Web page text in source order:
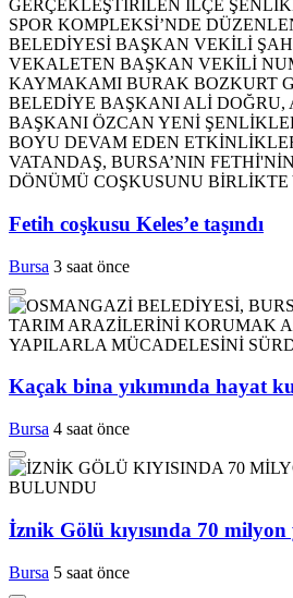
Fetih coşkusu Keles’e taşındı
Bursa 3 saat önce
Kaçak bina yıkımında hayat
Bursa 4 saat önce
İznik Gölü kıyısında 70
Bursa 5 saat önce